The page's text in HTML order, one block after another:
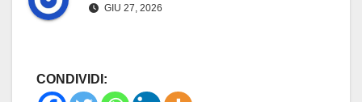
GIU 27, 2026
CONDIVIDI: